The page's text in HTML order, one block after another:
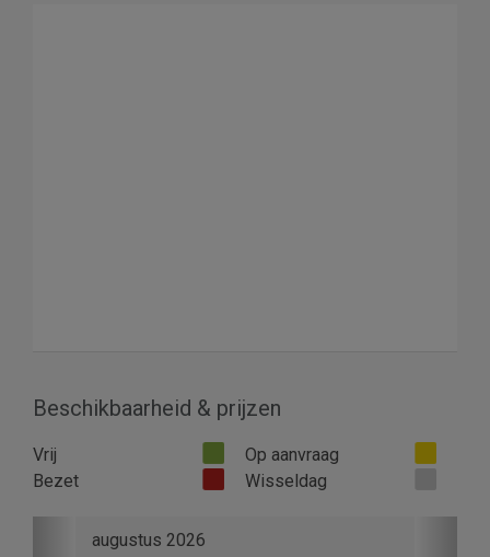
Beschikbaarheid & prijzen
Vrij
Op aanvraag
Bezet
Wisseldag
augustus 2026
Previous